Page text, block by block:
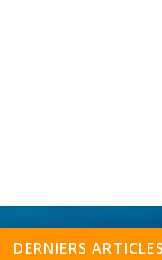
DERNIERS ARTICLES